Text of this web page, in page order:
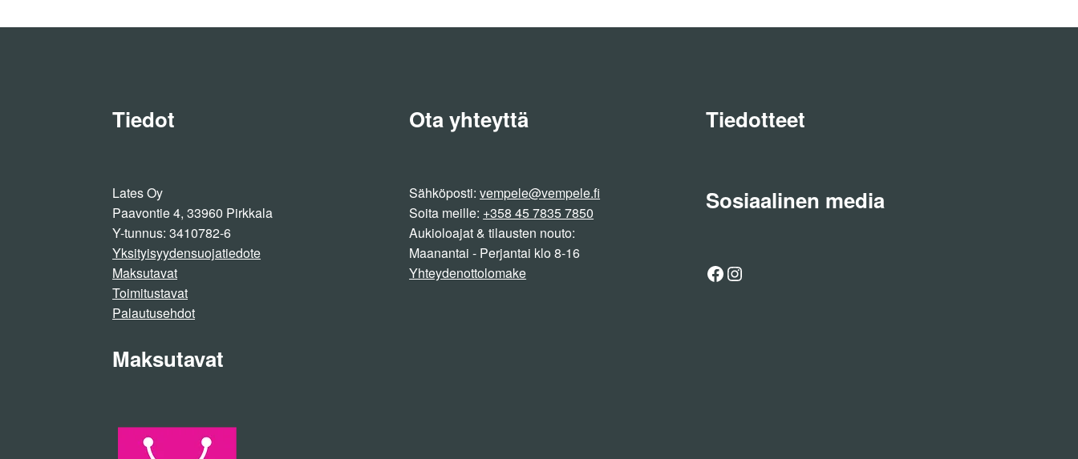
Tiedot
Lates Oy
Paavontie 4, 33960 Pirkkala
Y-tunnus: 3410782-6
Yksityisyydensuojatiedote
Maksutavat
Toimitustavat
Palautusehdot
Maksutavat
Ota yhteyttä
Sähköposti:vempele@vempele.fi
Soita meille: +358 45 7835 7850
Aukioloajat & tilausten nouto:
Maanantai - Perjantai klo 8-16
Yhteydenottolomake
Tiedotteet
Sosiaalinen media
Facebook
Instagram